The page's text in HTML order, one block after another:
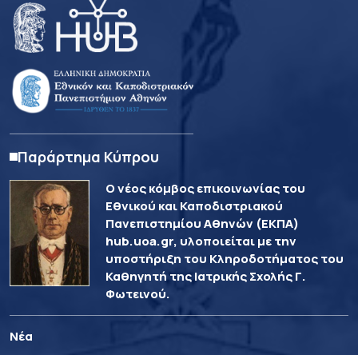
Παράρτημα Κύπρου
Ο νέος κόμβος επικοινωνίας του
Εθνικού και Καποδιστριακού
Πανεπιστημίου Αθηνών (ΕΚΠΑ)
hub.uoa.gr, υλοποιείται με την
υποστήριξη του Κληροδοτήματος του
Καθηγητή της Ιατρικής Σχολής Γ.
Φωτεινού.
Νέα